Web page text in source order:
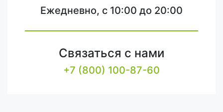
Ежедневно, с 10:00 до 20:00
Связаться с нами
+7 (800) 100-87-60